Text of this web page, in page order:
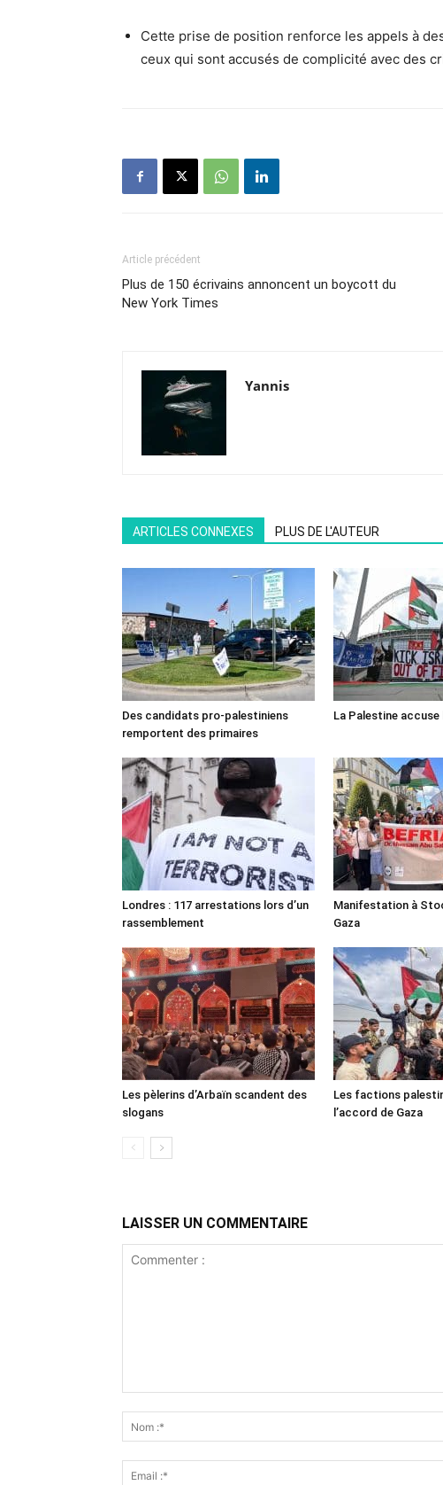
Cette prise de position renforce les appels à
ceux qui sont accusés de complicité avec des
Article précédent
Plus de 150 écrivains annoncent un boycott du
New York Times
Yannis
ARTICLES CONNEXES PLUS DE L'AUTEUR
Des candidats pro-palestiniens
remportent des primaires
La Palestine accuse
Londres : 117 arrestations lors d’un
rassemblement
Manifestation à
Gaza
Les pèlerins d’Arbaïn scandent des
slogans
Les factions
l’accord de Gaza
LAISSER UN COMMENTAIRE